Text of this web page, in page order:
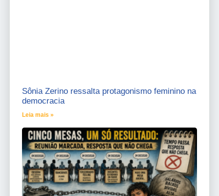
Sônia Zerino ressalta protagonismo feminino na
democracia
Leia mais »